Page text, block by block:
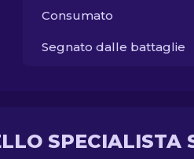
Consumato
Segnato dalle battaglie
SPECIALISTA